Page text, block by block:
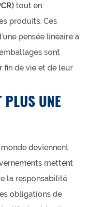
tout en
produits. Ces
pensée linéaire à
sont
fin de vie et de leur
PLUS UNE
deviennent
mettent
la responsabilité
obligations de